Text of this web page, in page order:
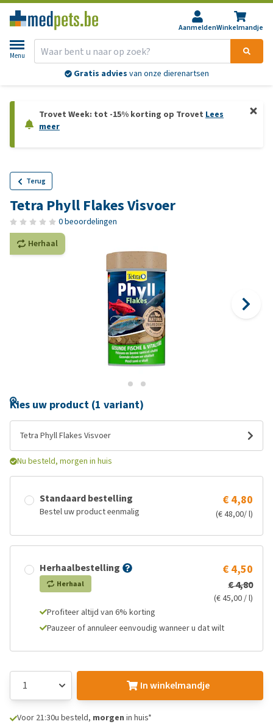
AanmeldenWinkelmandje
Menu
Gratis advies van onze dierenartsen
Trovet Week: tot -15% korting op Trovet Lees
meer
Terug
Tetra Phyll Flakes Visvoer
0 beoordelingen
Herhaal
Kies uw product (1 variant)
Tetra Phyll Flakes Visvoer
Nu besteld, morgen in huis
Standaard bestelling
Bestel uw product eenmalig
€ 4,80
(€ 48,00/ l)
Herhaalbestelling
Herhaal
€ 4,50
€ 4,80
(€ 45,00 / l)
Profiteer altijd van 6% korting
Pauzeer of annuleer eenvoudig wanneer u dat wilt
In winkelmandje
Voor 21:30u besteld, morgen in huis*